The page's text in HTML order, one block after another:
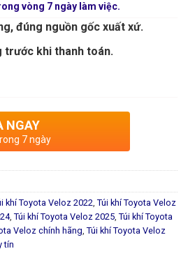
vòng 7 ngày làm việc.
đúng nguồn gốc xuất xứ.
trước khi thanh toán.
NGAY
7 ngày
khí Toyota Veloz 2022 Túi khí Toyota Veloz
, Túi khí Toyota Veloz 2025 Túi khí Toyota
Veloz chính hãng Túi khí Toyota Veloz
tín